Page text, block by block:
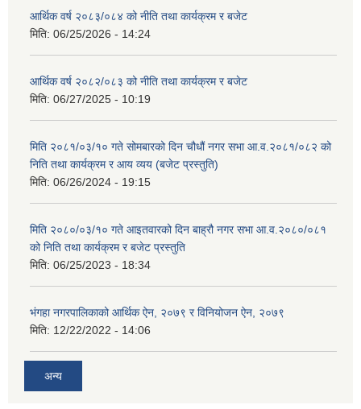
आर्थिक वर्ष २०८३/०८४ को नीति तथा कार्यक्रम र बजेट
मिति: 06/25/2026 - 14:24
आर्थिक वर्ष २०८२/०८३ को नीति तथा कार्यक्रम र बजेट
मिति: 06/27/2025 - 10:19
मिति २०८१/०३/१० गते सोमबारको दिन चौधौं नगर सभा आ.व.२०८१/०८२ को
निति तथा कार्यक्रम र आय व्यय (बजेट प्रस्तुति)
मिति: 06/26/2024 - 19:15
मिति २०८०/०३/१० गते आइतवारको दिन बाह्रौ नगर सभा आ.व.२०८०/०८१
को निति तथा कार्यक्रम र बजेट प्रस्तुति
मिति: 06/25/2023 - 18:34
भंगहा नगरपालिकाको आर्थिक ऐन, २०७९ र विनियोजन ऐन, २०७९
मिति: 12/22/2022 - 14:06
अन्य